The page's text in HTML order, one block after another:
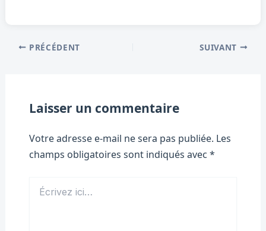
PRÉCÉDENT SUIVANT
Laisser un commentaire
Votre adresse e-mail ne sera pas publiée. Les
champs obligatoires sont indiqués avec *
ici…